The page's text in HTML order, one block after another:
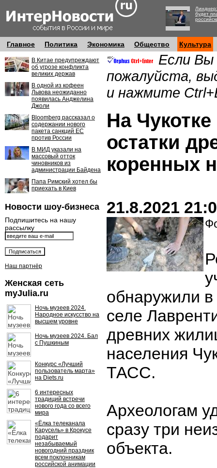
будет
Главное Политика Экономика Общество Культура
В Китае предупреждают
об угрозе конфликта
великих держав
В одной из кофеен
Львова неожиданно
появилась Анджелина
Джоли
Bloomberg рассказал о
содержании нового
пакета санкций ЕС
против России
В МИД указали на
массовый отток
чиновников из
администрации Байдена
Папа Римский хотел бы
приехать в Киев
Новости шоу-бизнеса
Подпишитесь на нашу
рассылку
Наш партнёр
Женская сеть
myJulia.ru
Ночь музеев 2024.
Народное искусство на
высшем уровне
Ночь музеев 2024. Бал
с Пушкиным
Конкурс «Лучший
пользователь марта»
на Diets.ru
6 интересных
традиций встречи
нового года со всего
мира
«Ёлка телеканала
Карусель» в Крокусе
подарит
незабываемый
новогодний праздник
всем поклонникам
российской анимации
Если Вы
пожалуйста,
и нажмите
На
остатки
коренных
21.8.2021
обнаружили в
селе
древних
населения
ТАСС.
Археологам
сразу три
объекта.